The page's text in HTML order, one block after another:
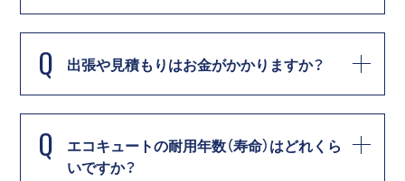
Q 出張や見積もりはお金がかかりますか？
Q
エコキュートの耐用年数（寿命）はどれくら
いですか？